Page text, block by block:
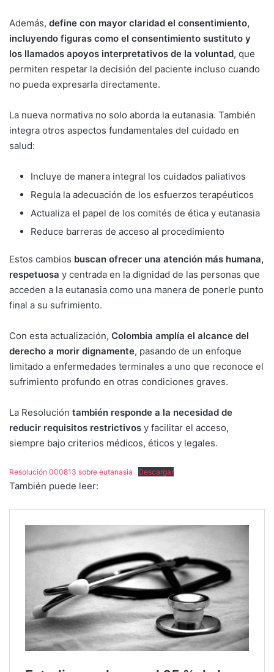
Además, define con mayor claridad el consentimiento,
incluyendo figuras como el consentimiento sustituto y
los llamados apoyos interpretativos de la voluntad, que
permiten respetar la decisión del paciente incluso cuando
no pueda expresarla directamente.
La nueva normativa no solo aborda la eutanasia. También
integra otros aspectos fundamentales del cuidado en
salud:
Incluye de manera integral los cuidados paliativos
Regula la adecuación de los esfuerzos terapéuticos
Actualiza el papel de los comités de ética y eutanasia
Reduce barreras de acceso al procedimiento
Estos cambios buscan ofrecer una atención más humana,
respetuosa y centrada en la dignidad de las personas que
acceden a la eutanasia como una manera de ponerle punto
final a su sufrimiento.
Con esta actualización, Colombia amplía el alcance del
derecho a morir dignamente, pasando de un enfoque
limitado a enfermedades terminales a uno que reconoce el
sufrimiento profundo en otras condiciones graves.
La Resolución también responde a la necesidad de
reducir requisitos restrictivos y facilitar el acceso,
siempre bajo criterios médicos, éticos y legales.
Resolución 000813 sobre eutanasia Descargar
También puede leer: